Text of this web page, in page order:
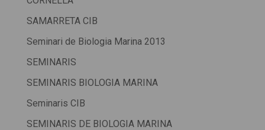
SAMARRETA CIB
Seminari de Biologia Marina 2013
SEMINARIS
SEMINARIS BIOLOGIA MARINA
Seminaris CIB
SEMINARIS DE BIOLOGIA MARINA